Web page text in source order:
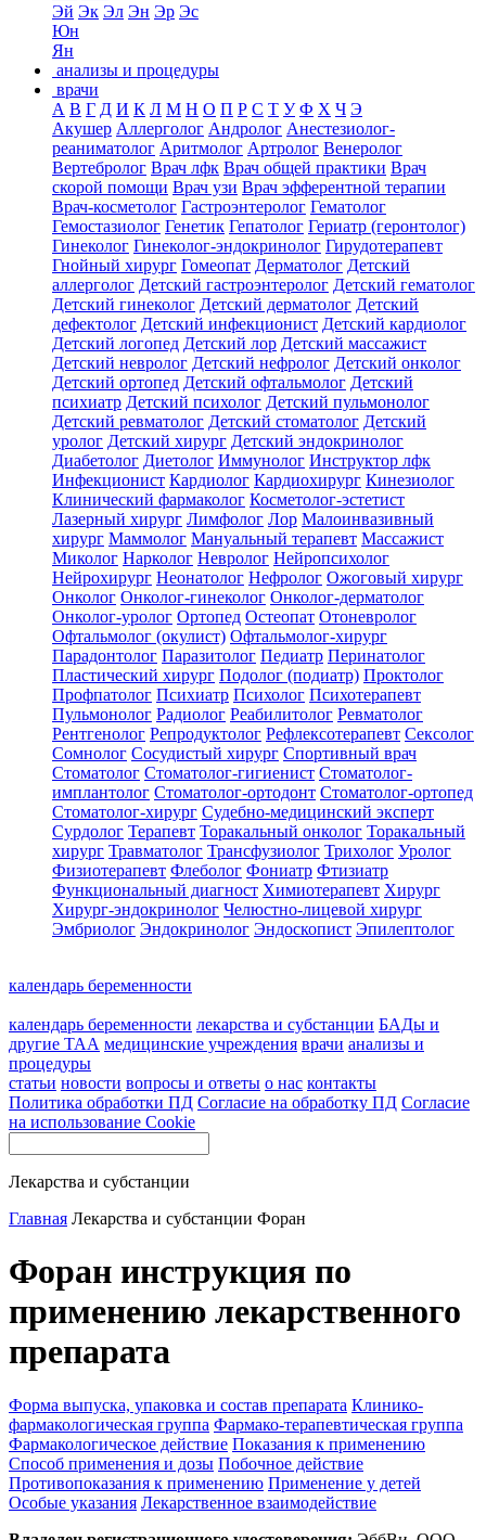
Эй Эк Эл Эн Эр Эс
Юн
Ян
анализы и процедуры
врачи
А В Г Д И К Л М Н О П Р С Т У Ф Х Ч Э
Акушер Аллерголог Андролог Анестезиолог-
реаниматолог Аритмолог Артролог Венеролог
Вертебролог Врач лфк Врач общей практики Врач
скорой помощи Врач узи Врач эфферентной терапии
Врач-косметолог Гастроэнтеролог Гематолог
Гемостазиолог Генетик Гепатолог Гериатр (геронтолог)
Гинеколог Гинеколог-эндокринолог Гирудотерапевт
Гнойный хирург Гомеопат Дерматолог Детский
аллерголог Детский гастроэнтеролог Детский гематолог
Детский гинеколог Детский дерматолог Детский
дефектолог Детский инфекционист Детский кардиолог
Детский логопед Детский лор Детский массажист
Детский невролог Детский нефролог Детский онколог
Детский ортопед Детский офтальмолог Детский
психиатр Детский психолог Детский пульмонолог
Детский ревматолог Детский стоматолог Детский
уролог Детский хирург Детский эндокринолог
Диабетолог Диетолог Иммунолог Инструктор лфк
Инфекционист Кардиолог Кардиохирург Кинезиолог
Клинический фармаколог Косметолог-эстетист
Лазерный хирург Лимфолог Лор Малоинвазивный
хирург Маммолог Мануальный терапевт Массажист
Миколог Нарколог Невролог Нейропсихолог
Нейрохирург Неонатолог Нефролог Ожоговый хирург
Онколог Онколог-гинеколог Онколог-дерматолог
Онколог-уролог Ортопед Остеопат Отоневролог
Офтальмолог (окулист) Офтальмолог-хирург
Парадонтолог Паразитолог Педиатр Перинатолог
Пластический хирург Подолог (подиатр) Проктолог
Профпатолог Психиатр Психолог Психотерапевт
Пульмонолог Радиолог Реабилитолог Ревматолог
Рентгенолог Репродуктолог Рефлексотерапевт Сексолог
Сомнолог Сосудистый хирург Спортивный врач
Стоматолог Стоматолог-гигиенист Стоматолог-
имплантолог Стоматолог-ортодонт Стоматолог-ортопед
Стоматолог-хирург Судебно-медицинский эксперт
Сурдолог Терапевт Торакальный онколог Торакальный
хирург Травматолог Трансфузиолог Трихолог Уролог
Физиотерапевт Флеболог Фониатр Фтизиатр
Функциональный диагност Химиотерапевт Хирург
Хирург-эндокринолог Челюстно-лицевой хирург
Эмбриолог Эндокринолог Эндоскопист Эпилептолог
календарь беременности
календарь беременности лекарства и субстанции БАДы и
другие ТАА медицинские учреждения врачи анализы и
процедуры
статьи новости вопросы и ответы о нас контакты
Политика обработки ПД Согласие на обработку ПД Согласие
на использование Cookie
Лекарства и субстанции
Главная Лекарства и субстанции Форан
Форан инструкция по
применению лекарственного
препарата
Форма выпуска, упаковка и состав препарата Клинико-
фармакологическая группа Фармако-терапевтическая группа
Фармакологическое действие Показания к применению
Способ применения и дозы Побочное действие
Противопоказания к применению Применение у детей
Особые указания Лекарственное взаимодействие